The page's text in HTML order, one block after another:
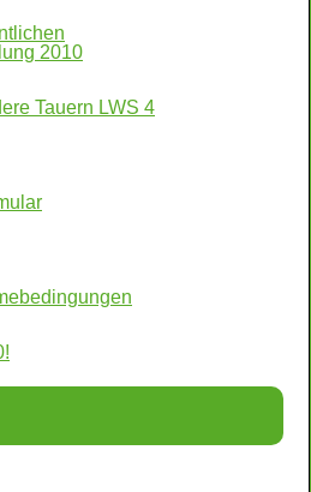
2010
Tauern LWS 4